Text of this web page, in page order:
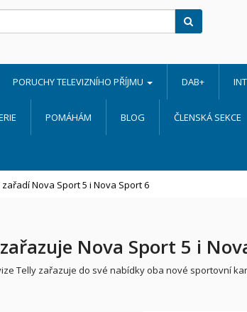
PORUCHY TELEVIZNÍHO PŘÍJMU DAB+
POMÁHÁM BLOG ČLENSKÁ SEKCE
zařadí Nova Sport 5 i Nova Sport 6
zařazuje Nova Sport 5 i
Telly zařazuje do své nabídky oba nové sportovní